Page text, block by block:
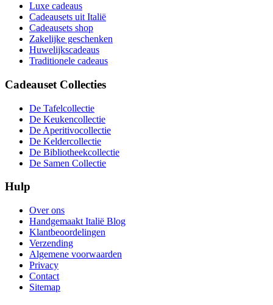
Luxe cadeaus
Cadeausets uit Italië
Cadeausets shop
Zakelijke geschenken
Huwelijkscadeaus
Traditionele cadeaus
Cadeauset Collecties
De Tafelcollectie
De Keukencollectie
De Aperitivocollectie
De Keldercollectie
De Bibliotheekcollectie
De Samen Collectie
Hulp
Over ons
Handgemaakt Italië Blog
Klantbeoordelingen
Verzending
Algemene voorwaarden
Privacy
Contact
Sitemap